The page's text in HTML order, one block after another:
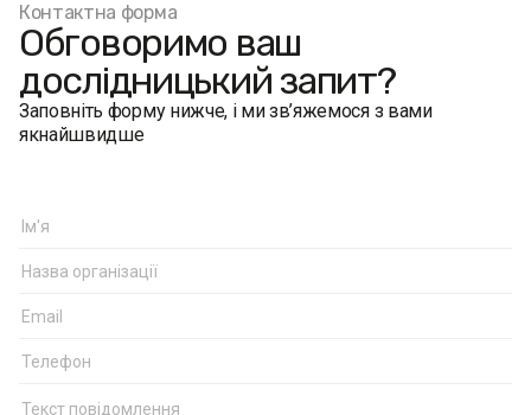
Контактна форма
Обговоримо ваш
дослідницький запит?
Заповніть форму нижче, і ми зв’яжемося з вами
якнайшвидше